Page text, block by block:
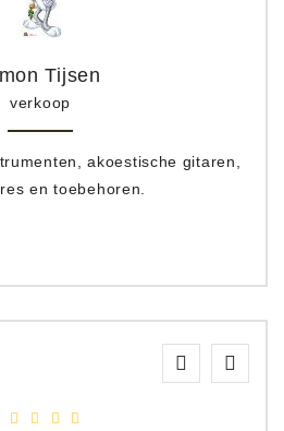
Tijsen
verkoop
akoestische gitaren,
en toebehoren.